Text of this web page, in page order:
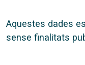
Aquestes dades
sense finalitats